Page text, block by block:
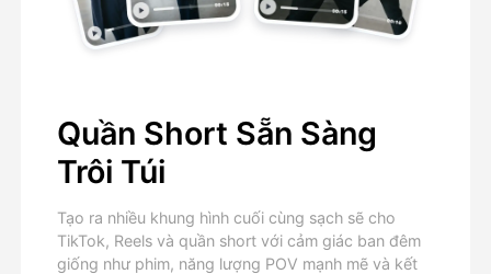
Quần Short Sẵn Sàng
Trôi Túi
Tạo ra nhiều khung hình cuối cùng sạch sẽ cho
TikTok, Reels và quần short với cảm giác ban đêm
giống như phim, năng lượng POV mạnh mẽ và kết